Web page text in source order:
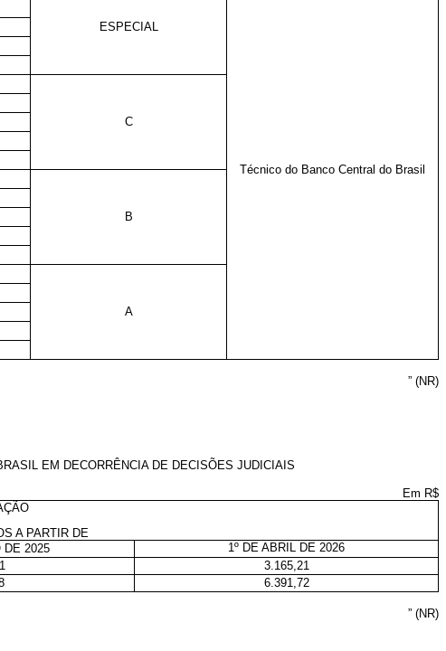
ESPECIAL
Técnico do Banco Central do Brasil
C
B
A
” (NR)
EM DECORRÊNCIA DE DECISÕES JUDICIAIS
Em R$
A PARTIR DE
DE 2025
1º DE ABRIL DE 2026
3.165,21
6.391,72
” (NR)